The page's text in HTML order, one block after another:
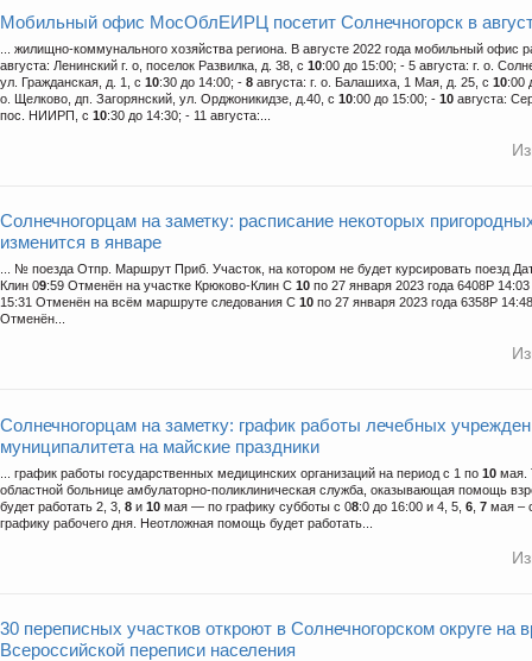
Мобильный офис МосОблЕИРЦ посетит Солнечногорск в
... жилищно-коммунального хозяйства региона. В августе 2022 года мобильный офис
августа: Ленинский г. о, поселок Развилка, д. 38, с 10:00 до 15:00; - 5 августа: г. о.
ул. Гражданская, д. 1, с 10:30 до 14:00; - 8 августа: г. о. Балашиха, 1 Мая, д. 25, с 10:00
о. Щелково, дп. Загорянский, ул. Орджоникидзе, д.40, с 10:00 до 15:00; - 10 августа:
пос. НИИРП, с 10:30 до 14:30; - 11 августа:...
Солнечногорцам на заметку: расписание некоторых
изменится в январе
... № поезда Отпр. Маршрут Приб. Участок, на котором не будет курсировать поезд
Клин 09:59 Отменён на участке Крюково-Клин С 10 по 27 января 2023 года 6408Р
15:31 Отменён на всём маршруте следования С 10 по 27 января 2023 года 6358Р
Отменён...
Солнечногорцам на заметку: график работы лечебных
муниципалитета на майские праздники
... график работы государственных медицинских организаций на период с 1 по 10 мая.
областной больнице амбулаторно-поликлиническая служба, оказывающая помощь
будет работать 2, 3, 8 и 10 мая — по графику субботы с 08:0 до 16:00 и 4, 5, 6 7 мая –
графику рабочего дня. Неотложная помощь будет работать...
30 переписных участков откроют в Солнечногорском округе на
Всероссийской переписи населения